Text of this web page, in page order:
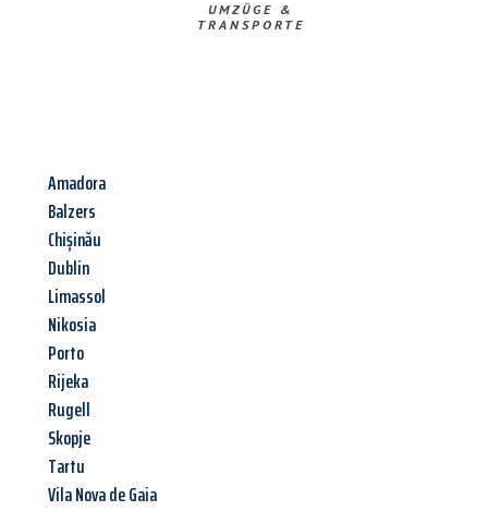
UMZÜGE &
TRANSPORTE
Amadora
Balzers
Chișinău
Dublin
Limassol
Nikosia
Porto
Rijeka
Rugell
Skopje
Tartu
Vila Nova de Gaia